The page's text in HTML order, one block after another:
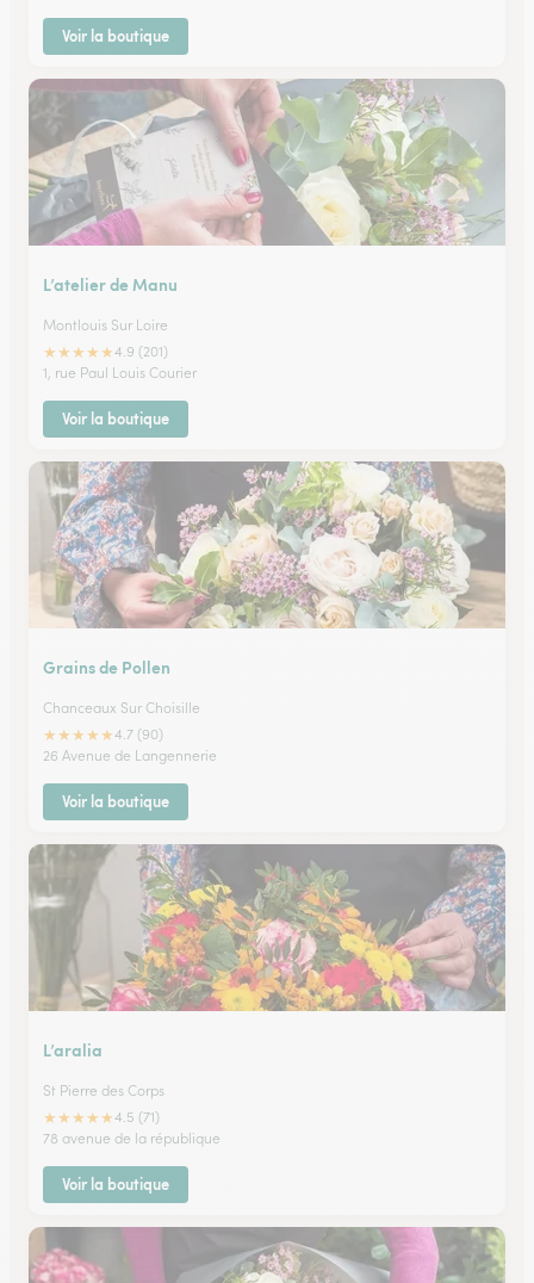
Voir la boutique
L’atelier de Manu
Montlouis Sur Loire
★★★★★4.9 (201)
1, rue Paul Louis Courier
Voir la boutique
Grains de Pollen
Chanceaux Sur Choisille
★★★★★4.7 (90)
26 Avenue de Langennerie
Voir la boutique
L’aralia
St Pierre des Corps
★★★★★4.5 (71)
78 avenue de la république
Voir la boutique